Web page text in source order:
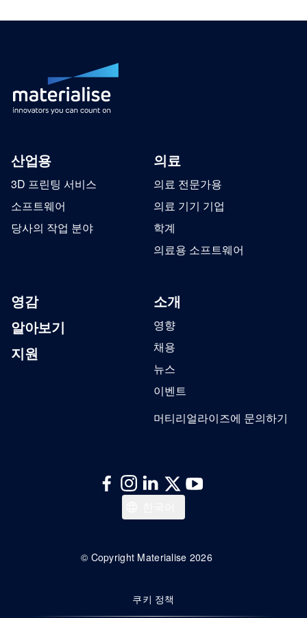
산업용
3D 프린팅 서비스
소프트웨어
당사의 작업 분야
의료
의료 전문가용
의료 기기 기업
학계
의료용 소프트웨어
영감
알아보기
지원
소개
영향
채용
뉴스
이벤트
머티리얼라이즈에 문의하기
English
© Copyright Materialise 2026
쿠키 정책